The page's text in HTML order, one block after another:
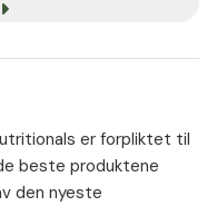
er forpliktet til
beste produktene
den nyeste